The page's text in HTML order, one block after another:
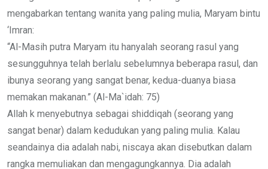
mengabarkan tentang wanita yang paling mulia, Maryam bintu
‘Imran:
“Al-Masih putra Maryam itu hanyalah seorang rasul yang
sesungguhnya telah berlalu sebelumnya beberapa rasul, dan
ibunya seorang yang sangat benar, kedua-duanya biasa
memakan makanan.” (Al-Ma`idah: 75)
Allah k menyebutnya sebagai shiddiqah (seorang yang
sangat benar) dalam kedudukan yang paling mulia. Kalau
seandainya dia adalah nabi, niscaya akan disebutkan dalam
rangka memuliakan dan mengagungkannya. Dia adalah